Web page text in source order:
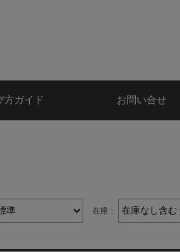
方ガイド お問い合せ
在庫：